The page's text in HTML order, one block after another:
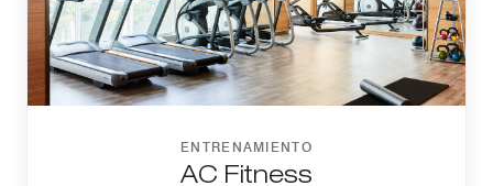
ENTRENAMIENTO
AC Fitness